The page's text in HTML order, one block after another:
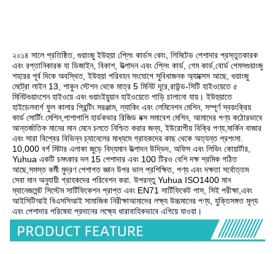
২০১৪ সালে প্রতিষ্ঠিত, গুয়াংজু ইউহুয়া প্লেিং কার্ডস কোং, লিমিটেড পেশাদার প্রস্তুতকারক
এবং রপ্তানিকারক যা ডিজাইন, বিকাশ, উত্পাদন এবং প্লেিং কার্ড, গেম কার্ড,বোর্ড গেমসগুয়াংজু
শহরের পূর্ব দিকে অবস্থিত, ইউহুয়া পরিবহন সংযোগে সুবিধাজনক অ্যাক্সেস আছে, গুয়াংজু
মেট্রো লাইন 13, শাকুন স্টেশন থেকে মাত্র 5 মিনিট দূরে,রাউন্ড-সিটি হাইওয়েতে ৫
মিনিটগুয়াংশেন হাইওয়ে এবং গুয়াংইয়ুয়ান হাইওয়েতে গাড়ি চালানো যায়। ইউহুয়াতে
হাইডেলবার্গ ফুল কালার প্রিন্টিং সরঞ্জাম, ল্যাকিং এবং লেমিনেশন মেশিন, সম্পূর্ণ স্বয়ংক্রিয়
কার্ড সোর্টিং মেশিন,পাশাপাশি হার্ডকভার রিজিড বক্স সমাবেশ মেশিন, আমাদের পণ্য কঠোরভাবে
আন্তর্জাতিক মানের মান মেনে চলতে নিশ্চিত করার জন্য, ইউরোপীয় বিক্রি পণ্য,মার্কিন বাজার
এবং সারা বিশ্বের বিভিন্ন চ্যানেলের মাধ্যমে গ্রাহকদের কাছ থেকে অত্যন্ত প্রশংসা.
10,000 বর্গ মিটার এলাকা জুড়ে বিদ্যমান উত্পাদন উদ্ভিদ, অফিস এবং লিভিং কোয়ার্টার,
Yuhua একটি চমৎকার দল 15 পেশাদার এবং 100 টিরও বেশি দক্ষ শ্রমিক গঠিত
আছে,সমস্ত কর্মী মুদ্রণ পেশাগত জ্ঞান উপর ভাল প্রশিক্ষিত, পণ্য এবং দক্ষতা সর্বোত্তম
সেবা মান অনুযায়ী গ্রাহকদের পরিবেশন করা. উপরন্তু Yuhua ISO1400 মান
ম্যানেজমেন্ট সিস্টেম সার্টিফিকেশন প্রাপ্ত এবং EN71 সার্টিফিকেট পাস, সিই পরীক্ষা,এবং
আইসিটিআই বিএসসিআই সামাজিক নিরীক্ষাআমাদের লক্ষ্য উচ্চমানের পণ্য, যুক্তিসঙ্গত মূল্য
এবং পেশাদার পরিষেবা প্রদানের লক্ষ্যে ধারাবাহিকভাবে এগিয়ে যাওয়া।